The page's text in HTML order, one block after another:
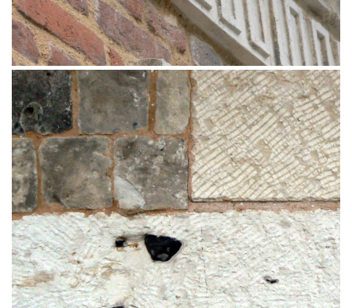
Rénovation d’une façade ancienne en briques de Saint
Jean